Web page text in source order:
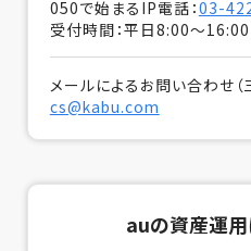
050で始まるIP電話：03-
受付時間：平日8:00～16:00
メールによるお問い合わせ（
cs@kabu.com
auの資産運用